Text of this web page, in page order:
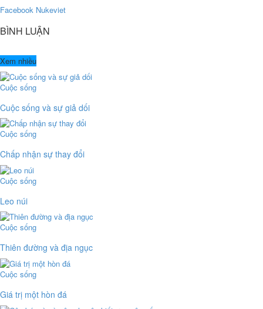
Facebook Nukeviet
BÌNH LUẬN
Xem nhiều
Cuộc sống
Cuộc sống và sự giả dối
Cuộc sống
Chấp nhận sự thay đổi
Cuộc sống
Leo núi
Cuộc sống
Thiên đường và địa ngục
Cuộc sống
Giá trị một hòn đá